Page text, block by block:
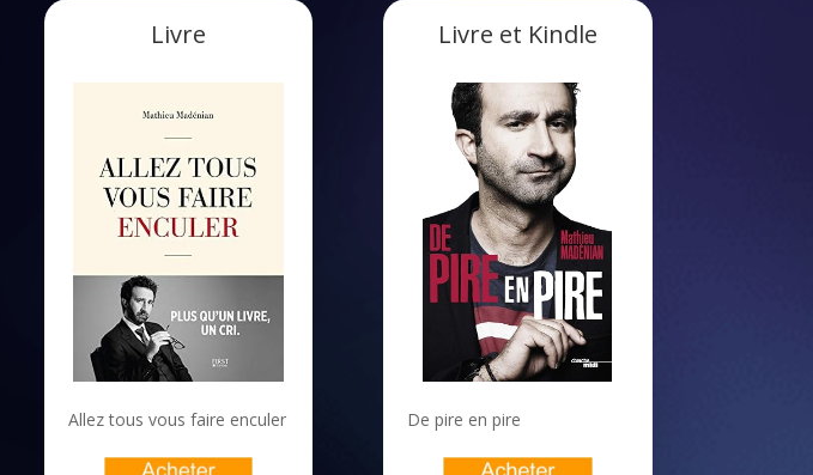
Livre
Allez tous vous faire enculer
Livre et Kindle
De pire en pire